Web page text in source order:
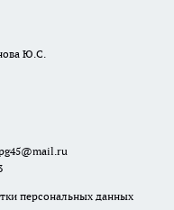
Ю.С.
персональных данных